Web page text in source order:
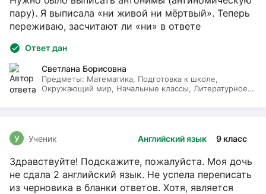
пару). Я выписала «ни живой ни мёртвый». Теперь
переживаю, засчитают ли «ни» в ответе
Ответ дан
Светлана Борисовна
Предметы: Математика, Подготовка к школе,
Окружающий мир, Начальные классы, Литературное
Английский язык 9 класс
У Ученик
Здравствуйте! Подскажите, пожалуйста. Моя дочь
не сдала 2 английский язык. Не успела переписать
из черновика в бланки ответов. Хотя, является